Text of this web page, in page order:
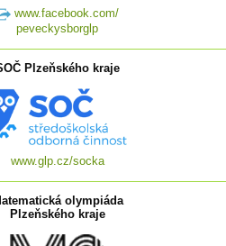
www.facebook.com/
peveckysborglp
Plzeňského kraje
www.glp.cz/socka
olympiáda
Plzeňského kraje